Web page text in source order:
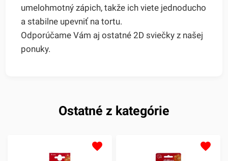
umelohmotný zápich, takže ich viete jednoducho
a stabilne upevniť na tortu.
Odporúčame Vám aj ostatné 2D sviečky z našej
ponuky.
Ostatné z kategórie